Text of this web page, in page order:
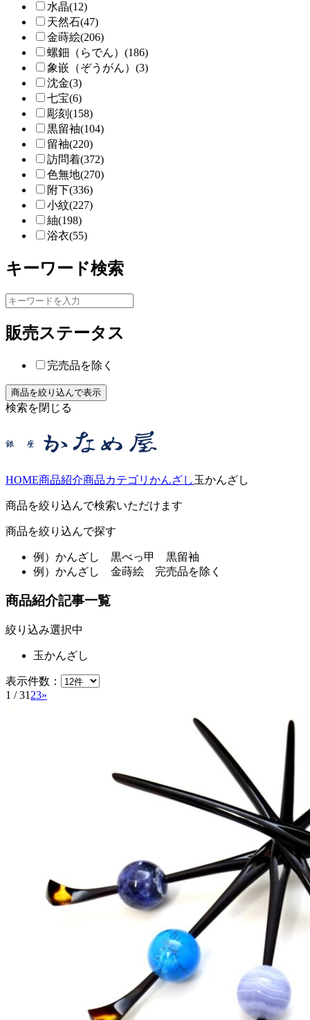
水晶(12)
天然石(47)
金蒔絵(206)
螺鈿（らでん）(186)
象嵌（ぞうがん）(3)
沈金(3)
七宝(6)
彫刻(158)
黒留袖(104)
留袖(220)
訪問着(372)
色無地(270)
附下(336)
小紋(227)
紬(198)
浴衣(55)
キーワード検索
販売ステータス
完売品を除く
検索を閉じる
HOME商品紹介商品カテゴリ かんざし玉かんざし
商品を絞り込んで検索いただけます
商品を絞り込んで探す
例） かんざし 黒べっ甲 黒留袖
例） かんざし 金蒔絵 完売品を除く
商品紹介記事一覧
絞り込み選択中
玉かんざし
表示件数：
1 / 31 23»